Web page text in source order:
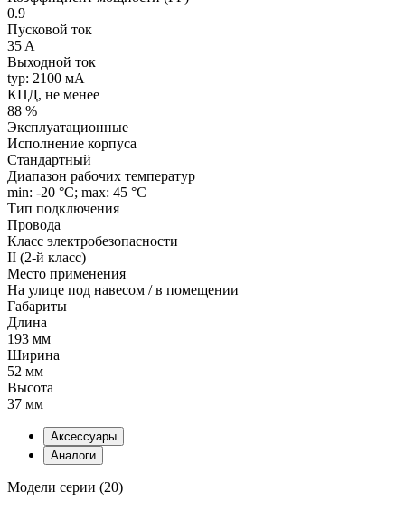
0.9
Пусковой ток
35 A
Выходной ток
typ: 2100 мA
КПД, не менее
88 %
Эксплуатационные
Исполнение корпуса
Стандартный
Диапазон рабочих температур
min: -20 °C; max: 45 °C
Тип подключения
Провода
Класс электробезопасности
II (2-й класс)
Место применения
На улице под навесом / в помещении
Габариты
Длина
193 мм
Ширина
52 мм
Высота
37 мм
Аксессуары
Аналоги
Модели серии (20)